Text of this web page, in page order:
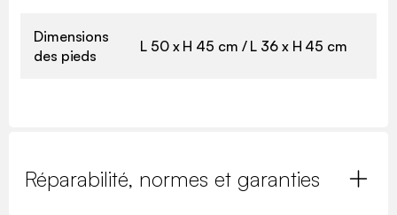
Dimensions
des pieds
L 50 x H 45 cm / L 36 x H 45 cm
Réparabilité, normes et garanties